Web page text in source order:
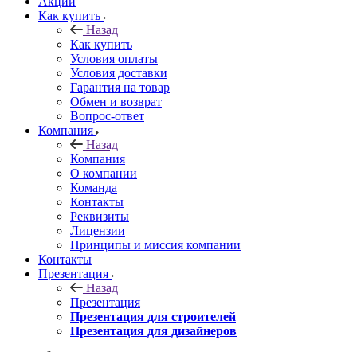
Как купить
Назад
Как купить
Условия оплаты
Условия доставки
Гарантия на товар
Обмен и возврат
Вопрос-ответ
Компания
Назад
Компания
О компании
Команда
Контакты
Реквизиты
Лицензии
Принципы и миссия компании
Контакты
Презентация
Назад
Презентация
Презентация для строителей
Презентация для дизайнеров